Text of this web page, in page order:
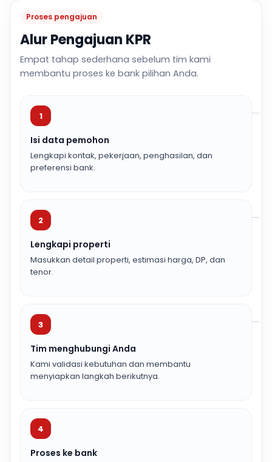
Proses pengajuan
Alur Pengajuan KPR
Empat tahap sederhana sebelum tim kami
membantu proses ke bank pilihan Anda.
1
Isi data pemohon
Lengkapi kontak, pekerjaan, penghasilan, dan
preferensi bank.
2
Lengkapi properti
Masukkan detail properti, estimasi harga, DP, dan
tenor.
3
Tim menghubungi Anda
Kami validasi kebutuhan dan membantu
menyiapkan langkah berikutnya.
4
Proses ke bank